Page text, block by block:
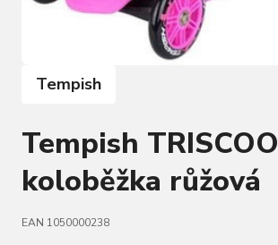
Tempish
Tempish TRISCOO
koloběžka růžová
EAN 1050000238